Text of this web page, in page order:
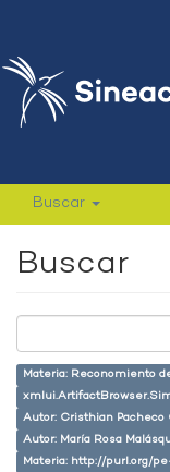
Buscar
Buscar
Materia: Reconomiento
Autor: Cristhian Pacheco
Autor: María Rosa
Materia: http://purl.org/